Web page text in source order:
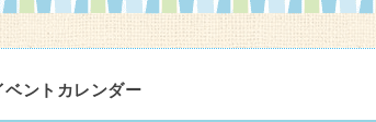
ベントカレンダー